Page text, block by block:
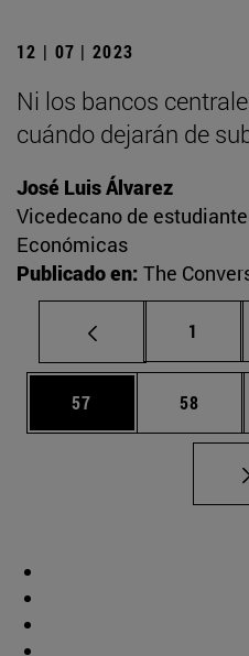
12 | 07 | 2023
Ni los bancos
cuándo dejarán de
José Luis Álvarez
Vicedecano de
Económicas
Publicado en: The
Página
1
Página
57 Página
58